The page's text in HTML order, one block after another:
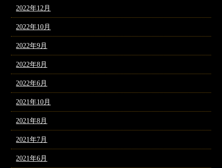
2022年12月
2022年10月
2022年9月
2022年8月
2022年6月
2021年10月
2021年8月
2021年7月
2021年6月